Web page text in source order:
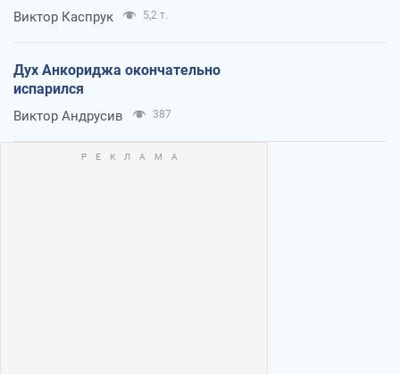
Виктор Каспрук 5,2 т.
Дух Анкориджа окончательно
испарился
Виктор Андрусив 387